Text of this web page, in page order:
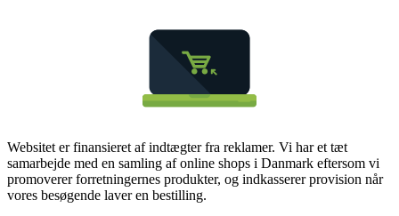
Websitet er finansieret af indtægter fra reklamer. Vi har et tæt
samarbejde med en samling af online shops i Danmark eftersom vi
promoverer forretningernes produkter, og indkasserer provision når
vores besøgende laver en bestilling.